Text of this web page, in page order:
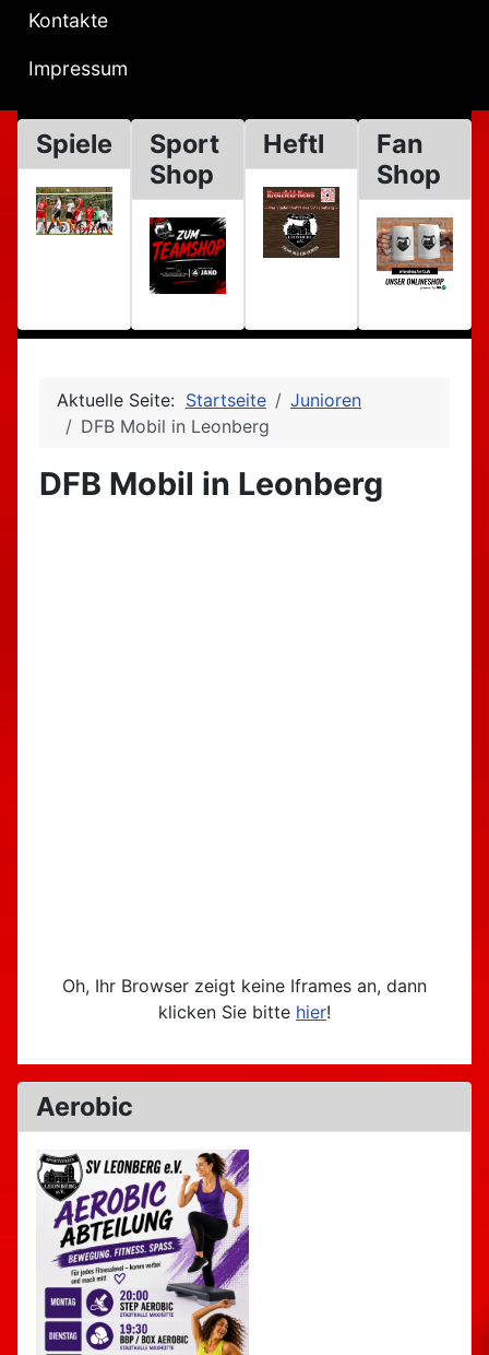
Kontakte
Impressum
Spiele
Sport
Shop
Heftl
Fan
Shop
Aktuelle Seite: Startseite
Junioren
DFB Mobil in Leonberg
DFB Mobil in Leonberg
Oh, Ihr Browser zeigt keine Iframes an, dann
klicken Sie bitte hier!
Aerobic